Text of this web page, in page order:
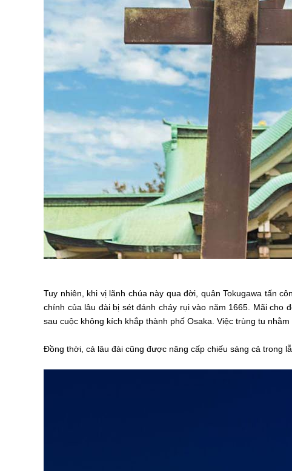
Tuy nhiên, khi vị lãnh chúa này qua đời, quân Tokugawa tấn
chính của lâu đài bị sét đánh cháy rụi vào năm 1665. Mãi cho
sau cuộc không kích khắp thành phố Osaka. Việc trùng tu
Đồng thời, cả lâu đài cũng được nâng cấp chiếu sáng cả trong